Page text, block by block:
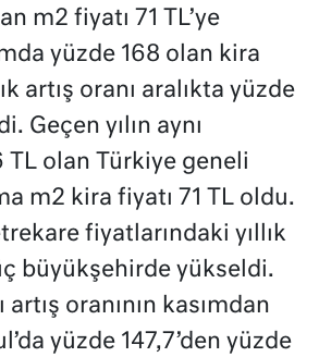
m2 fiyatı 71 TL’ye
yüzde 168 olan kira
artış oranı aralıkta yüzde
Geçen yılın aynı
olan Türkiye geneli
m2 kira fiyatı 71 TL oldu.
fiyatlarındaki yıllık
büyükşehirde yükseldi.
artış oranının kasımdan
yüzde 147,7’den yüzde